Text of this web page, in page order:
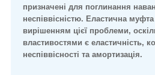
призначені для поглинання
неспіввісністю. Еластична
вирішенням цієї проблеми,
властивостями є еластичність,
неспіввісності та амортизація.